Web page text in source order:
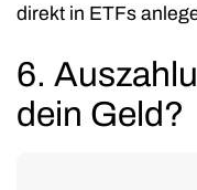
direkt in ETFs
6.
dein Geld?